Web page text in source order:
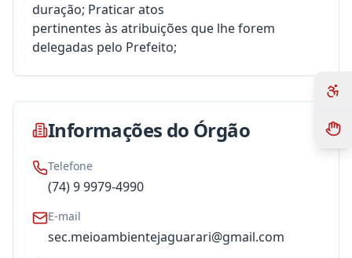
duração; Praticar atos
pertinentes às atribuições que lhe forem
delegadas pelo Prefeito;
Informações do Órgão
Telefone
(74) 9 9979-4990
E-mail
sec.meioambientejaguarari@gmail.com